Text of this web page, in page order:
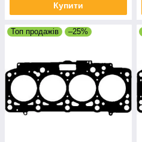
Купити
Топ продажів –25%